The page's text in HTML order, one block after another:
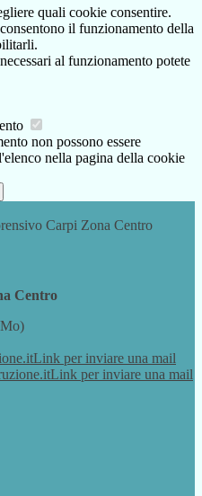
quali cookie consentire.
il funzionamento della
al funzionamento potete
non possono essere
nella pagina della cookie
Carpi Zona Centro
Centro
Link per inviare una mail
Link per inviare una mail